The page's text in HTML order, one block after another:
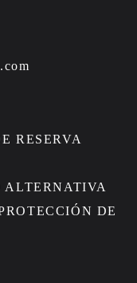
RESERVA
ALTERNATIVA
DE